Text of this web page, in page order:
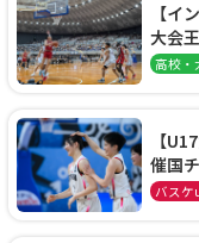
【イ
大会
阜女
高校・
【
催国
通過
バスケ